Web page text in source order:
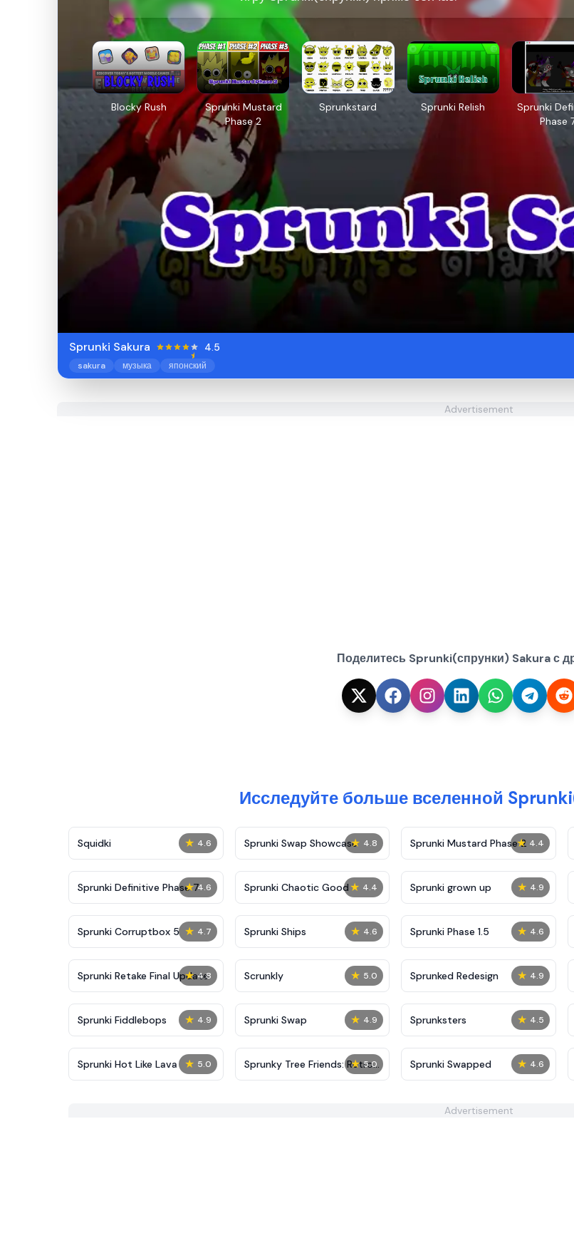
Blocky Rush
Sprunki Mustard
Phase 2
Sprunkstard Sprunki Relish
Sprunki
Phase
Sprunki Sakura 4.5
sakura музыка японский
Advertisement
Поделитесь Sprunki(спрунки) Sakura с
Исследуйте больше вселенной
★ 4.6
Squidki ★ 4.8
Sprunki Swap Showcase ★ 4.4
Sprunki Mustard Phase 2
★ 4.6
Sprunki Definitive Phase 7 ★ 4.4
Sprunki Chaotic Good ★ 4.9
Sprunki grown up
★ 4.7
Sprunki Corruptbox 5 ★ 4.6
Sprunki Ships ★ 4.6
Sprunki Phase 1.5
★ 4.8
Sprunki Retake Final Update ★ 5.0
Scrunkly ★ 4.9
Sprunked Redesign
★ 4.9
Sprunki Fiddlebops ★ 4.9
Sprunki Swap ★ 4.5
Sprunksters
★ 5.0
Sprunki Hot Like Lava ★ 5.0
Sprunky Tree Friends: Retro-
Leaf
★ 4.6
Sprunki Swapped
Advertisement